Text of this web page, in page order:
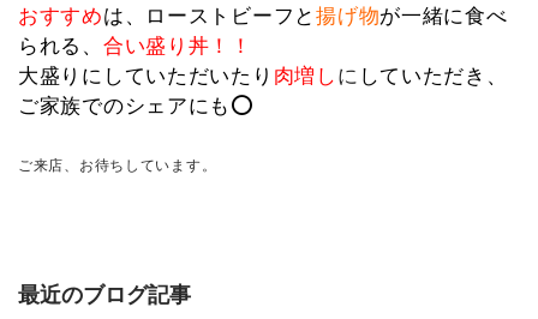
おすすめは、ローストビーフと揚げ物が一緒に食べ
られる、 合い盛り丼！！
大盛りにしていただいたり 肉増し に していただき、
ご家族でのシェアにも⭕️
ご来店、お待ちしています。
最近のブログ記事